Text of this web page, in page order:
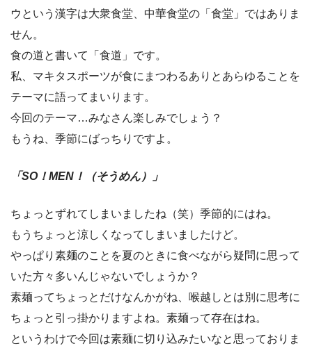
ウという漢字は大衆食堂、中華食堂の「食堂」ではありま
せん。
食の道と書いて「食道」です。
私、マキタスポーツが食にまつわるありとあらゆることを
テーマに語ってまいります。
今回のテーマ…みなさん楽しみでしょう？
もうね、季節にばっちりですよ。
「SO！MEN！（そうめん）」
ちょっとずれてしまいましたね（笑）季節的にはね。
もうちょっと涼しくなってしまいましたけど。
やっぱり素麺のことを夏のときに食べながら疑問に思って
いた方々多いんじゃないでしょうか？
素麺ってちょっとだけなんかがね、喉越しとは別に思考に
ちょっと引っ掛かりますよね。素麺って存在はね。
というわけで今回は素麺に切り込みたいなと思っておりま